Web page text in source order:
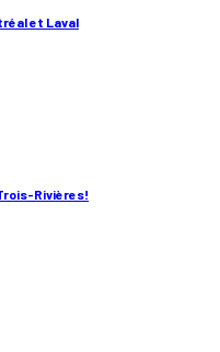
et Laval
Rivières!